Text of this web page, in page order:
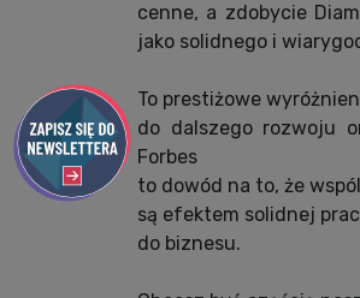
cenne, a zdobycie
jako solidnego i
To prestiżowe
do dalszego rozwoju
Forbes
to dowód na to, że
są efektem solidnej
do biznesu.